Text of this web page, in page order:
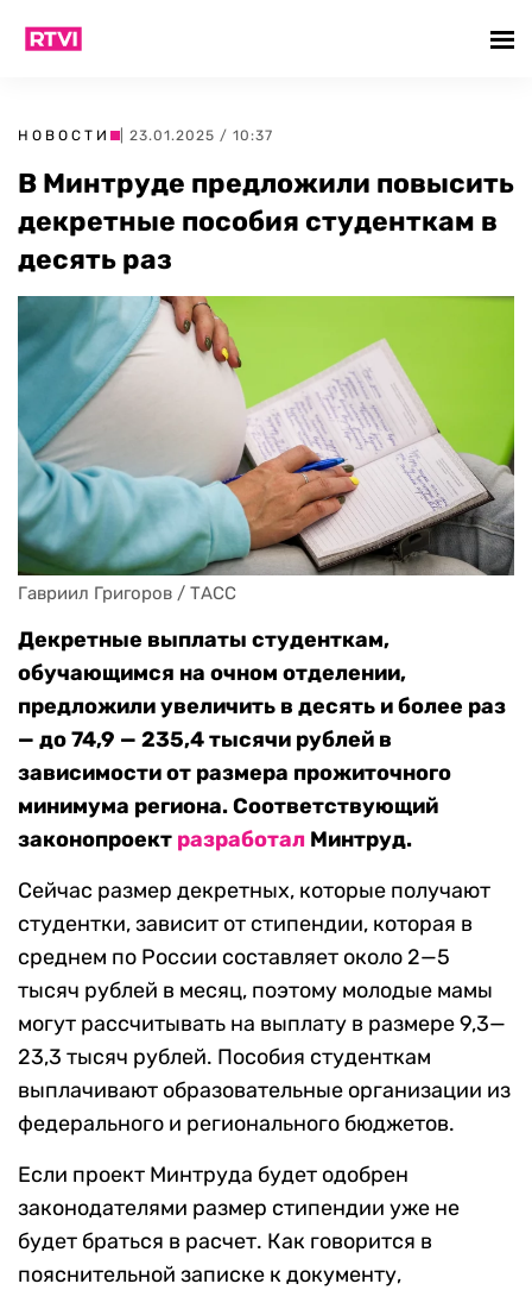
НОВОСТИ | 23.01.2025 / 10:37
В Минтруде предложили повысить
декретные пособия студенткам в
десять раз
Гавриил Григоров / ТАСС
Декретные выплаты студенткам,
обучающимся на очном отделении,
предложили увеличить в десять и более раз
— до 74,9 — 235,4 тысячи рублей в
зависимости от размера прожиточного
минимума региона. Соответствующий
законопроект разработал Минтруд.
Сейчас размер декретных, которые получают
студентки, зависит от стипендии, которая в
среднем по России составляет около 2—5
тысяч рублей в месяц, поэтому молодые мамы
могут рассчитывать на выплату в размере 9,3—
23,3 тысяч рублей. Пособия студенткам
выплачивают образовательные организации из
федерального и регионального бюджетов.
Если проект Минтруда будет одобрен
законодателями размер стипендии уже не
будет браться в расчет. Как говорится в
пояснительной записке к документу,